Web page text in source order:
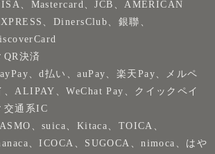
、Mastercard、JCB、AMERICAN
、DinersClub、銀聯、
決済
、d払い、auPay、楽天Pay、メルペ
、ALIPAY、WeChat Pay、クイックペイ
通系IC
、suica、Kitaca、TOICA、
、ICOCA、SUGOCA、nimoca、はや